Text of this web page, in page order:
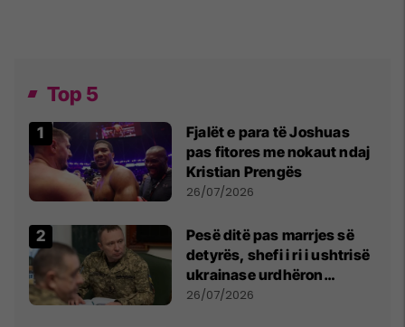
Top 5
Fjalët e para të Joshuas
pas fitores me nokaut ndaj
Kristian Prengës
26/07/2026
Pesë ditë pas marrjes së
detyrës, shefi i ri i ushtrisë
ukrainase urdhëron
kontroll të madh
26/07/2026